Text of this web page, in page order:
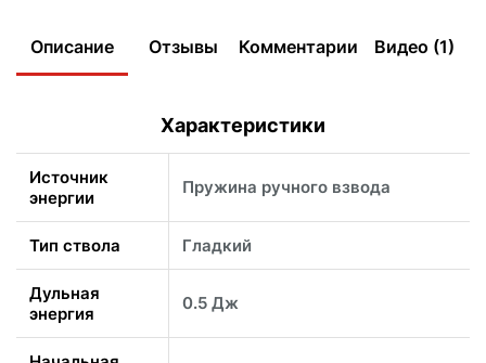
Описание Отзывы Комментарии Видео (1)
Характеристики
Источник
энергии
Пружина ручного взвода
Тип ствола Гладкий
Дульная
энергия
0.5 Дж